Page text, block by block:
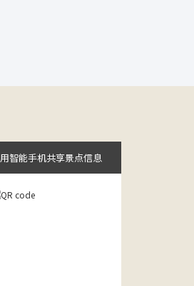
用智能手机共享景点信息